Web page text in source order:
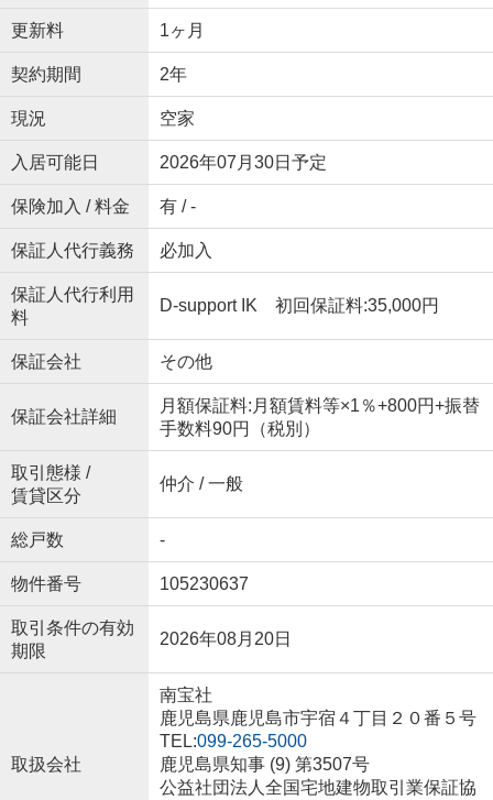
更新料 1ヶ月
契約期間 2年
現況 空家
入居可能日 2026年07月30日予定
保険加入 / 料金 有 / -
保証人代行義務 必加入
保証人代行利用
料
D-support IK 初回保証料:35,000円
保証会社 その他
保証会社詳細
月額保証料:月額賃料等×1％+800円+振替
手数料90円（税別）
取引態様 /
賃貸区分
仲介 / 一般
総戸数 -
物件番号 105230637
取引条件の有効
期限
2026年08月20日
取扱会社
南宝社
鹿児島県鹿児島市宇宿４丁目２０番５号
TEL:099-265-5000
鹿児島県知事 (9) 第3507号
公益社団法人全国宅地建物取引業保証協